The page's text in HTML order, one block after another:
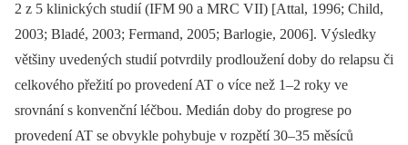
2 z 5 klinických studií (IFM 90 a MRC VII) [Attal, 1996; Child,
2003; Bladé, 2003; Fermand, 2005; Barlogie, 2006]. Výsledky
většiny uvedených studií potvrdily prodloužení doby do relapsu či
celkového přežití po provedení AT o více než 1–2 roky ve
srovnání s konvenční léčbou. Medián doby do progrese po
provedení AT se obvykle pohybuje v rozpětí 30–35 měsíců